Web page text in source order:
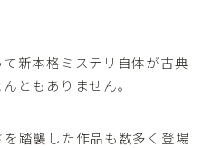
新本格ミステリ自体が古典
ともありません。
踏襲した作品も数多く登場